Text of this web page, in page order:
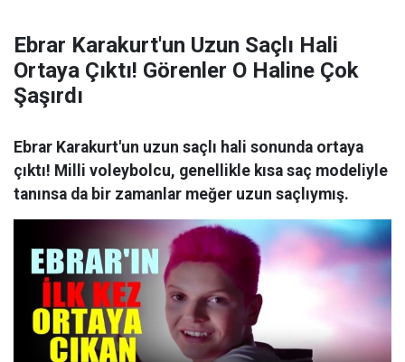
Ebrar Karakurt'un Uzun Saçlı Hali
Ortaya Çıktı! Görenler O Haline Çok
Şaşırdı
Ebrar Karakurt'un uzun saçlı hali sonunda ortaya
çıktı! Milli voleybolcu, genellikle kısa saç modeliyle
tanınsa da bir zamanlar meğer uzun saçlıymış.